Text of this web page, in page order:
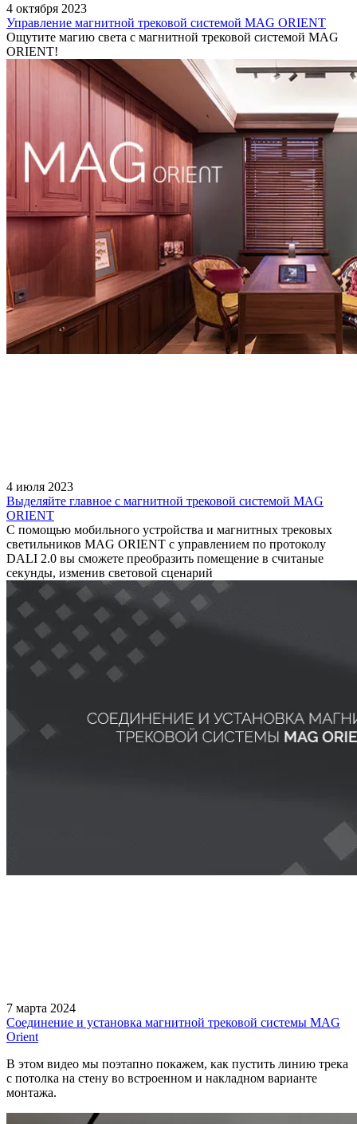
4 октября 2023
Управление магнитной трековой системой MAG ORIENT
Ощутите магию света с магнитной трековой системой MAG
ORIENT!
4 июля 2023
Выделяйте главное с магнитной трековой системой MAG
ORIENT
С помощью мобильного устройства и магнитных трековых
светильников MAG ORIENT с управлением по протоколу
DALI 2.0 вы сможете преобразить помещение в считаные
секунды, изменив световой сценарий
7 марта 2024
Соединение и установка магнитной трековой системы MAG
Orient
В этом видео мы поэтапно покажем, как пустить линию трека
с потолка на стену во встроенном и накладном варианте
монтажа.